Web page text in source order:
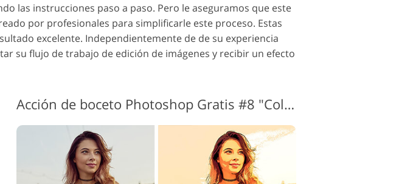
las instrucciones paso a paso. Pero le aseguramos que este
por profesionales para simplificarle este proceso. Estas
excelente. Independientemente de de su experiencia
su flujo de trabajo de edición de imágenes y recibir un efecto
Acción de boceto Photoshop Gratis #8 "Color Comic"